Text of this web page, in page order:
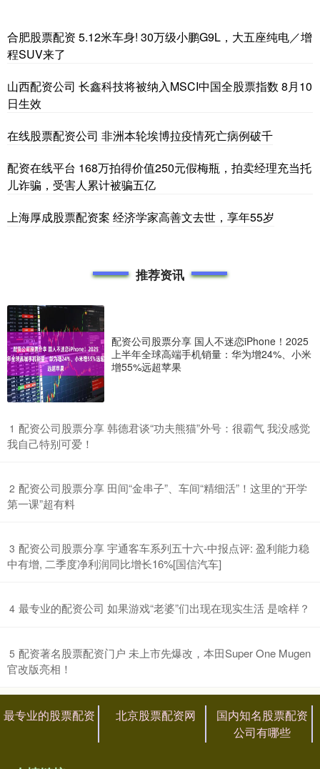
合肥股票配资 5.12米车身! 30万级小鹏G9L，大五座纯电／增
程SUV来了
山西配资公司 长鑫科技将被纳入MSCI中国全股票指数 8月10
日生效
在线股票配资公司 非洲本轮埃博拉疫情死亡病例破千
配资在线平台 168万拍得价值250元假梅瓶，拍卖经理充当托
儿诈骗，受害人累计被骗五亿
上海厚成股票配资案 经济学家高善文去世，享年55岁
推荐资讯
配资公司股票分享 国人不迷恋iPhone！2025
上半年全球高端手机销量：华为增24%、小米
增55%远超苹果
1 ​配资公司股票分享 韩德君谈“功夫熊猫”外号：很霸气 我没感觉
我自己特别可爱！
2 ​配资公司股票分享 田间“金串子”、车间“精细活”！这里的“开学
第一课”超有料
3 ​配资公司股票分享 宇通客车系列五十六-中报点评: 盈利能力稳
中有增, 二季度净利润同比增长16%[国信汽车]
4 ​最专业的配资公司 如果游戏“老婆”们出现在现实生活 是啥样？
5 ​配资著名股票配资门户 未上市先爆改，本田Super One Mugen
官改版亮相！
最专业的股票配资 北京股票配资网
国内知名股票配资
公司有哪些